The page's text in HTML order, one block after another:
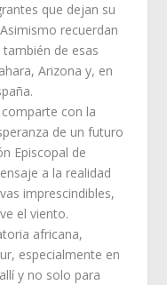
que dejan su
recuerdan
de esas
Arizona y, en
con la
de un futuro
Episcopal de
a la realidad
imprescindibles,
el viento.
africana,
especialmente en
y no solo para